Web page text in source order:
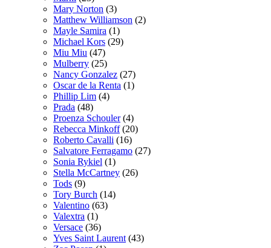
Mary Norton (3)
Matthew Williamson (2)
Mayle Samira (1)
Michael Kors (29)
Miu Miu (47)
Mulberry (25)
Nancy Gonzalez (27)
Oscar de la Renta (1)
Phillip Lim (4)
Prada (48)
Proenza Schouler(4)
Rebecca Minkoff(20)
Roberto Cavalli (16)
Salvatore Ferragamo (27)
Sonia Rykiel (1)
Stella McCartney (26)
Tods (9)
Tory Burch (14)
Valentino (63)
Valextra (1)
Versace (36)
Yves Saint Laurent (43)